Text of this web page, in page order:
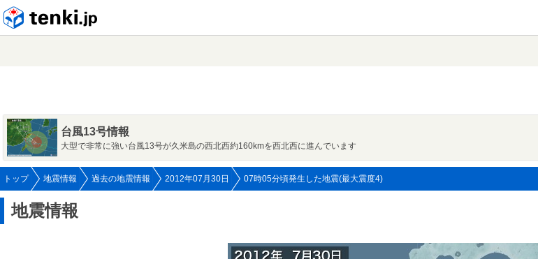
台風13号情報
大型で非常に強い台風13号が久米島の西北西約160kmを西北西に進んでいます
トップ 地震情報 過去の地震情報 2012年07月30日 07時05分頃発生した地震(最大震度4)
地震情報